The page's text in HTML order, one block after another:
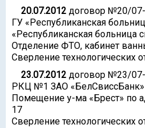
20.07.2012 договор №20/
ГУ «Республиканская
«Республиканская больница
Отделение ФТО, кабинет
Сверление технологических
23.07.2012 договор №23/
РКЦ №1 ЗАО «БелСвиссБанк»
Помещение у-ма «Брест» по
17
Сверление технологических